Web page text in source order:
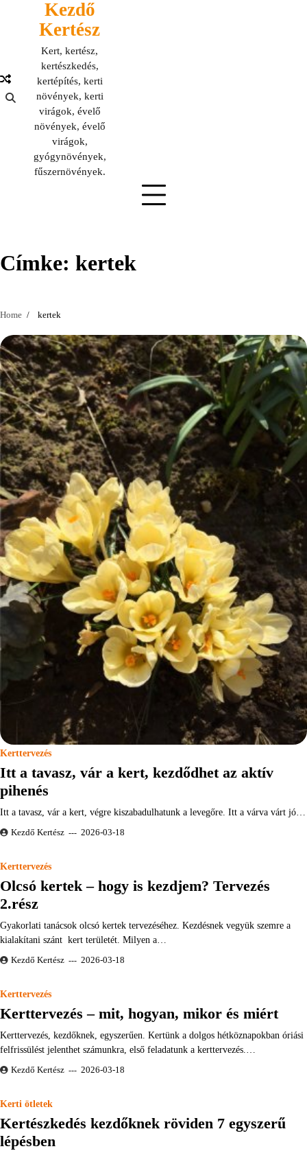
Kezdő
Kertész
Kert, kertész,
kertészkedés,
kertépítés, kerti
növények, kerti
virágok, évelő
növények, évelő
virágok,
gyógynövények,
fűszernövények.
Címke: kertek
Home kertek
Kerttervezés
Itt a tavasz, vár a kert, kezdődhet az aktív
pihenés
Itt a tavasz, vár a kert, végre kiszabadulhatunk a levegőre. Itt a várva várt jó…
Kezdő Kertész 2026-03-18
Kerttervezés
Olcsó kertek – hogy is kezdjem? Tervezés
2.rész
Gyakorlati tanácsok olcsó kertek tervezéséhez. Kezdésnek vegyük szemre a
kialakítani szánt kert területét. Milyen a…
Kezdő Kertész 2026-03-18
Kerttervezés
Kerttervezés – mit, hogyan, mikor és miért
Kerttervezés, kezdőknek, egyszerűen. Kertünk a dolgos hétköznapokban óriási
felfrissülést jelenthet számunkra, első feladatunk a kerttervezés.…
Kezdő Kertész 2026-03-18
Kerti ötletek
Kertészkedés kezdőknek röviden 7 egyszerű
lépésben